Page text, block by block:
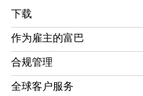
下载
作为雇主的富巴
合规管理
全球客户服务